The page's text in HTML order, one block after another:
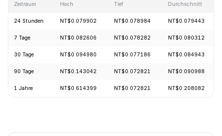
Zeitraum Hoch Tief Durchschnitt
24 Stunden NT$0.079902 NT$0.078984 NT$0.079443
7 Tage NT$0.082606 NT$0.078282 NT$0.080312
30 Tage NT$0.094980 NT$0.077186 NT$0.084943
90 Tage NT$0.143042 NT$0.072821 NT$0.090988
1 Jahre NT$0.614399 NT$0.072821 NT$0.208082